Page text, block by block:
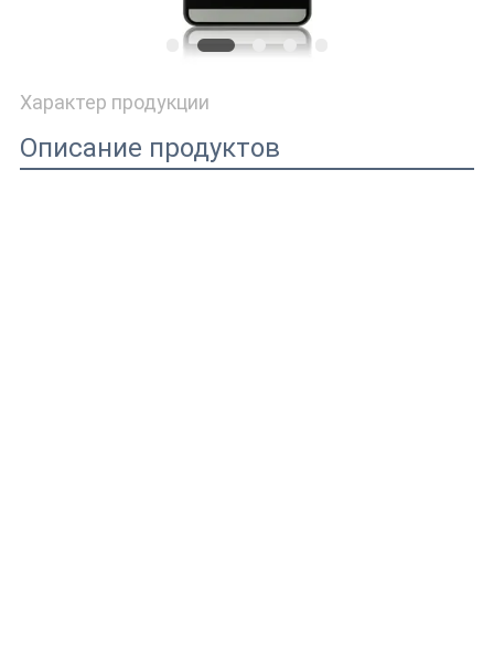
Характер продукции
Описание продуктов